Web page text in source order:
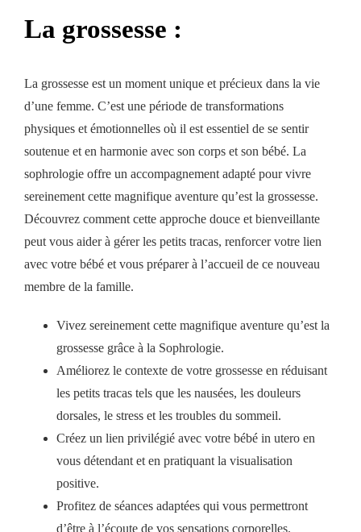
Le blog
Qui suis-je ?
Prendre un rdv
La grossesse :
La grossesse est un moment unique et précieux dans la vie
d’une femme. C’est une période de transformations
physiques et émotionnelles où il est essentiel de se sentir
soutenue et en harmonie avec son corps et son bébé. La
sophrologie offre un accompagnement adapté pour vivre
sereinement cette magnifique aventure qu’est la grossesse.
Découvrez comment cette approche douce et bienveillante
peut vous aider à gérer les petits tracas, renforcer votre lien
avec votre bébé et vous préparer à l’accueil de ce nouveau
membre de la famille.
Vivez sereinement cette magnifique aventure qu’est la
grossesse grâce à la Sophrologie.
Améliorez le contexte de votre grossesse en réduisant
les petits tracas tels que les nausées, les douleurs
dorsales, le stress et les troubles du sommeil.
Créez un lien privilégié avec votre bébé in utero en
vous détendant et en pratiquant la visualisation
positive.
Profitez de séances adaptées qui vous permettront
d’être à l’écoute de vos sensations corporelles.